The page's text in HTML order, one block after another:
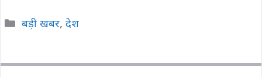
e
o
t
A
i
Categories
बड़ी खबर, देश